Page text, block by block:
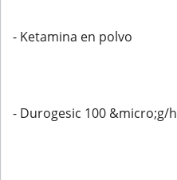
- Ketamina en polvo
- Durogesic 100 &micro;g/h